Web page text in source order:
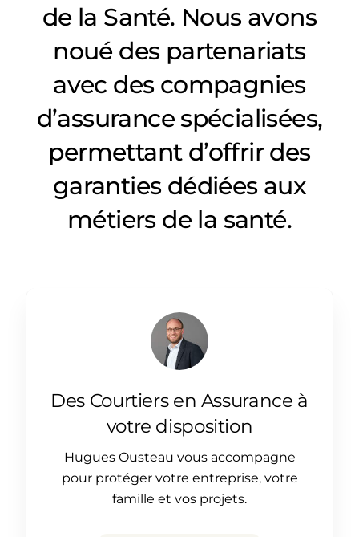
de la Santé. Nous avons
noué des partenariats
avec des compagnies
d’assurance spécialisées,
permettant d’offrir des
garanties dédiées aux
métiers de la santé.
Des Courtiers en Assurance à
votre disposition
Hugues Ousteau vous accompagne
pour protéger votre entreprise, votre
famille et vos projets.